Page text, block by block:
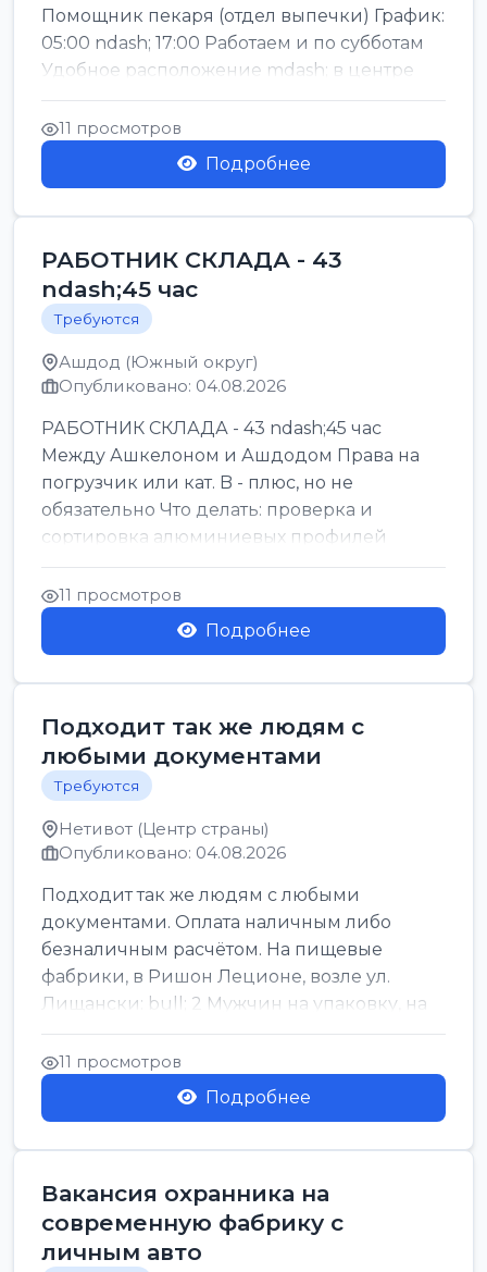
Помощник пекаря (отдел выпечки) График:
05:00 ndash; 17:00 Работаем и по субботам
Удобное расположение mdash; в центре
го...
11 просмотров
Подробнее
РАБОТНИК СКЛАДА - 43
ndash;45 час
Требуются
Ашдод (Южный округ)
Опубликовано: 04.08.2026
РАБОТНИК СКЛАДА - 43 ndash;45 час
Между Ашкелоном и Ашдодом Права на
погрузчик или кат. B - плюс, но не
обязательно Что делать: проверка и
сортировка алюминиевых профилей
График: 5 дн, с 7:00 до 17:00...
11 просмотров
Подробнее
Подходит так же людям с
любыми документами
Требуются
Нетивот (Центр страны)
Опубликовано: 04.08.2026
Подходит так же людям с любыми
документами. Оплата наличным либо
безналичным расчётом. На пищевые
фабрики, в Ришон Леционе, возле ул.
Лищански: bull; 2 Мужчин на упаковку, на
машинку рисовых макоронов...
11 просмотров
Подробнее
Вакансия охранника на
современную фабрику с
личным авто